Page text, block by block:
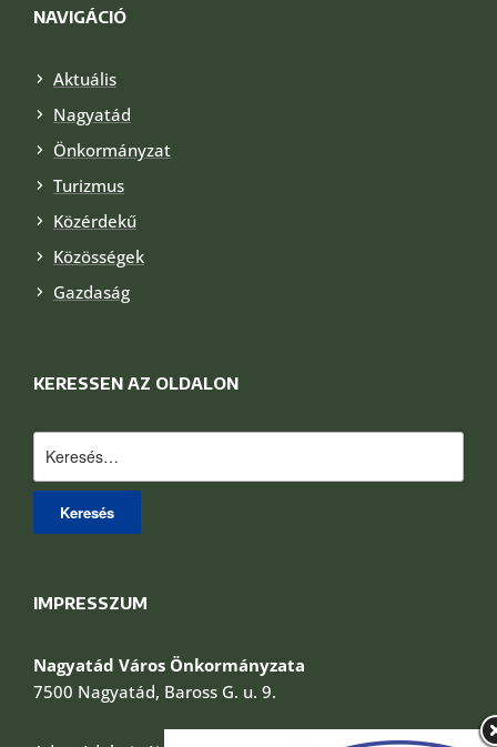
NAVIGÁCIÓ
Aktuális
Nagyatád
Önkormányzat
Turizmus
Közérdekű
Közösségek
Gazdaság
KERESSEN AZ OLDALON
IMPRESSZUM
Nagyatád Város Önkormányzata
7500 Nagyatád, Baross G. u. 9.